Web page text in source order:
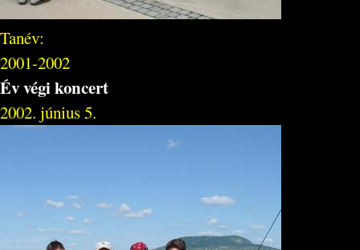
Tanév:
2001-2002
Év végi koncert
2002. június 5.